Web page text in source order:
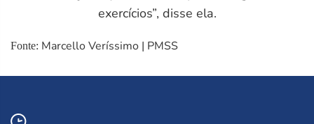
exercícios”, disse ela.
Fonte: Marcello Veríssimo | PMSS